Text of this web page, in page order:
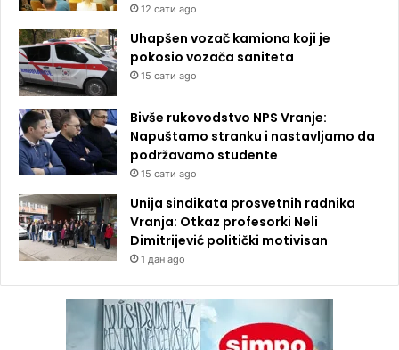
12 сати ago
Uhapšen vozač kamiona koji je
pokosio vozača saniteta
15 сати ago
Bivše rukovodstvo NPS Vranje:
Napuštamo stranku i nastavljamo da
podržavamo studente
15 сати ago
Unija sindikata prosvetnih radnika
Vranja: Otkaz profesorki Neli
Dimitrijević politički motivisan
1 дан ago